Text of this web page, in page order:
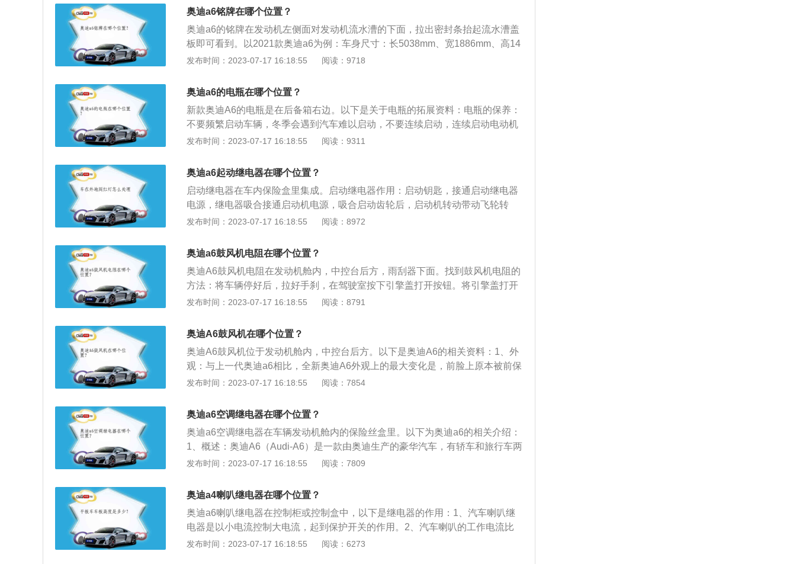
5、车辆熄火后，减少使用汽车电器。汽车电瓶的寿命一般在2年到3年左右，电
瓶的寿命主要和行驶的车况，路况，还有驾驶员的习惯有很直接的关系。日常用
车的过程中避免在发动会不运转状态下使用车辆电器设备，避免长时间停放车
时观察电瓶状态指示灯：现在很多车辆液晶显示屏上都会有电瓶状态指示灯，提
示电瓶使用情况，当电瓶出现电压不足时，该指示灯会闪动提醒，就要仔细检
查，因此平常要关注好这个指示灯。还有就是电池上面也有电池电量指示标志，
可以在电瓶上看到。
奥迪a6铭牌在哪个位置？
奥迪a6的铭牌在发动机左侧面对发动机流水漕的下面，拉出密封条抬起流水漕盖
板即可看到。以2021款奥迪a6为例：车身尺寸：长5038mm、宽1886mm、高14
75mm，轴距为3024mm。动力上：其搭载了2.0l涡轮增压发动机，最大马力是19
发布时间：2023-07-17 16:18:55 阅读：9718
奥迪a6的电瓶在哪个位置？
新款奥迪A6的电瓶是在后备箱右边。以下是关于电瓶的拓展资料：电瓶的保养：
不要频繁启动车辆，冬季会遇到汽车难以启动，不要连续启动，连续启动电动机
肯定会造成电瓶过度放电而受损，再次发动时的时间间隔应超过5秒；车主在电
瓶的注意事项：驾驶者在准备进行停车熄火前切记要把灯光及音响关掉，如果长
时间开着，会让电瓶的负担加重，对电瓶的寿命很不利，养成熄火关空调的好习
惯，日常生活中，汽车不要长期放在那儿，因为长时间不开的汽车，其电瓶的电
量会慢慢减少，如果一旦用车的时候，很有可能会致使汽车启动困难。
发布时间：2023-07-17 16:18:55 阅读：9311
奥迪a6起动继电器在哪个位置？
启动继电器在车内保险盒里集成。启动继电器作用：启动钥匙，接通启动继电器
电源，继电器吸合接通启动机电源，吸合启动齿轮后，启动机转动带动飞轮转
动，启动发动机。发动机启动后，松开钥匙,启动机电源断路，启动齿轮在复位弹
转动。启动继电器主电源接线：主电源直接从蓄电池上引出,辅助电路上有组合开
关(钥匙)，启动继电器，然后再接启动机。
发布时间：2023-07-17 16:18:55 阅读：8972
奥迪a6鼓风机电阻在哪个位置？
奥迪A6鼓风机电阻在发动机舱内，中控台后方，雨刮器下面。找到鼓风机电阻的
方法：将车辆停好后，拉好手刹，在驾驶室按下引擎盖打开按钮。将引擎盖打开
用支架撑好，需要将防火墙拆掉，在雨刮器正下方即可发现鼓风机电阻，用螺丝
制风速的快慢。如果鼓风机电阻损坏，鼓风机就无法调速，或者鼓风机只有最大
或者最小转速。
发布时间：2023-07-17 16:18:55 阅读：8791
奥迪A6鼓风机在哪个位置？
奥迪A6鼓风机位于发动机舱内，中控台后方。以下是奥迪A6的相关资料：1、外
观：与上一代奥迪a6相比，全新奥迪A6外观上的最大变化是，前脸上原本被前保
险杠分开的散热和进气格栅变成了一个完整的梯形格栅。这种奥迪家族最新成员
奥迪A6的内饰分为深色和浅色两种不同的风格。消费者可以选择VOLTerra/valco
na真皮或mondial织物与桦木或桃木相搭配的内饰。无论是深色或浅色的内饰风
格都尽显豪华气质，使人第一眼看到全新奥迪A6的内饰时即为之吸引。
发布时间：2023-07-17 16:18:55 阅读：7854
奥迪a6空调继电器在哪个位置？
奥迪a6空调继电器在车辆发动机舱内的保险丝盒里。以下为奥迪a6的相关介绍：
1、概述：奥迪A6（Audi-A6）是一款由奥迪生产的豪华汽车，有轿车和旅行车两
种车型。奥迪A6融入了奥迪在高科技独家技术，又进一步丰富了豪华的配置，并
multitronic无级/手动一体式变速箱，在豪华轿车历史上，第一次实现了真正的无
级变速。采用金属链传动方式，彻底取代了传统的齿轮组变速方式，所以动力输
出全无顿挫感，比普通自动变速更顺畅平滑，更拥有手动变速般的快捷灵敏，同
时还更节省燃油，操控更舒适。
发布时间：2023-07-17 16:18:55 阅读：7809
奥迪a4喇叭继电器在哪个位置？
奥迪a6喇叭继电器在控制柜或控制盒中，以下是继电器的作用：1、汽车喇叭继
电器是以小电流控制大电流，起到保护开关的作用。2、汽车喇叭的工作电流比
较大(十几安)，如果直接用开关去控制汽车喇叭的话会烧蚀按钮的触点，那么开
发布时间：2023-07-17 16:18:55 阅读：6273